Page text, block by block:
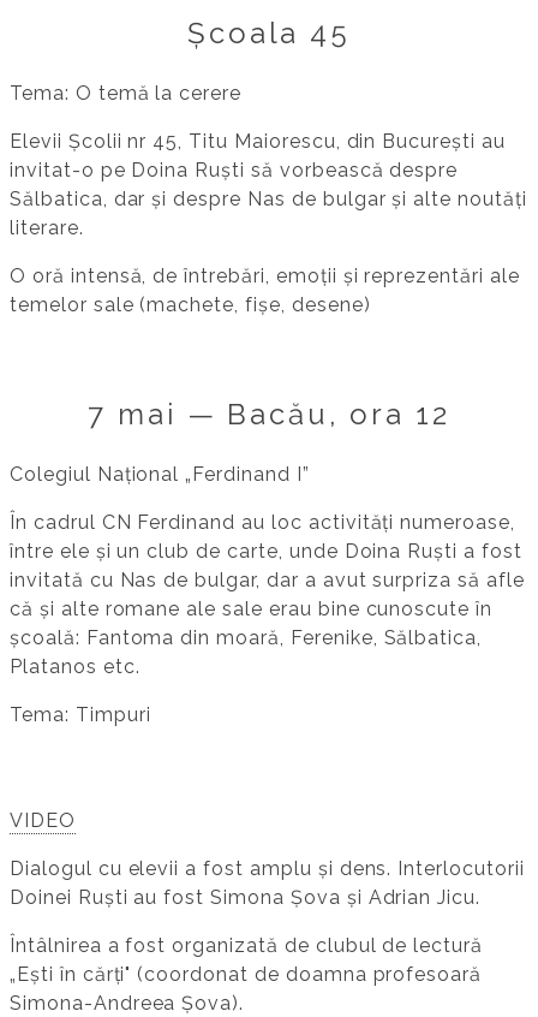
Școala 45
Tema: O temă la cerere
Elevii Școlii nr 45, Titu Maiorescu, din București au
invitat-o pe Doina Ruști să vorbească despre
Sălbatica, dar și despre Nas de bulgar și alte noutăți
literare.
O oră intensă, de întrebări, emoții și reprezentări ale
temelor sale (machete, fișe, desene)
7 mai — Bacău, ora 12
Colegiul Național „Ferdinand I”
În cadrul CN Ferdinand au loc activități numeroase,
între ele și un club de carte, unde Doina Ruști a fost
invitată cu Nas de bulgar, dar a avut surpriza să afle
că și alte romane ale sale erau bine cunoscute în
școală: Fantoma din moară, Ferenike, Sălbatica,
Platanos etc.
Tema: Timpuri
VIDEO
Dialogul cu elevii a fost amplu și dens. Interlocutorii
Doinei Ruști au fost Simona Șova și Adrian Jicu.
Întâlnirea a fost organizată de clubul de lectură
„Ești în cărți" (coordonat de doamna profesoară
Simona-Andreea Șova).